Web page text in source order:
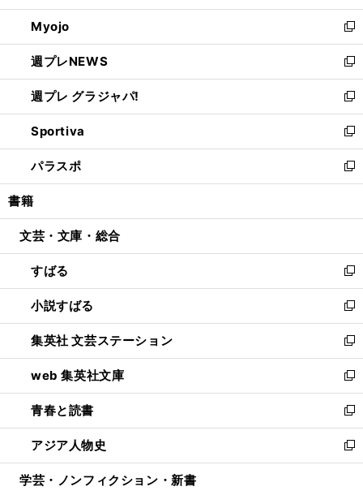
開
く
ウ
で
開
く
ン
ド
ウ
で
開
く
ウ
ィ
ン
ド
ウ
で
開
く
Myojo
新
し
い
ウ
ィ
ン
ド
ウ
で
開
週プレNEWS
新
し
い
ウ
ィ
ン
ド
ウ
開
週プレ グラジャパ!
新
し
い
ウ
ィ
ン
ウ
開
く
Sportiva
新
し
い
ウ
ン
ウ
で
開
く
パラスポ
新
し
ウ
ン
ド
ウ
で
開
く
書籍
文芸・文庫・総合
すばる
新
し
い
ウ
ィ
ン
ド
ウ
で
開
く
小説すばる
新
し
い
ウ
ィ
ン
ド
ウ
で
開
集英社 文芸ステーション
新
し
い
ウ
ィ
ン
ド
ウ
web 集英社文庫
新
し
い
ウ
ィ
ン
青春と読書
新
し
い
ウ
アジア人物史
新
し
学芸・ノンフィクション・新書